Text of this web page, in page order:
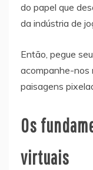
do papel que
da indústria de
Então, pegue
acompanhe-nos
paisagens
Os
virtuais